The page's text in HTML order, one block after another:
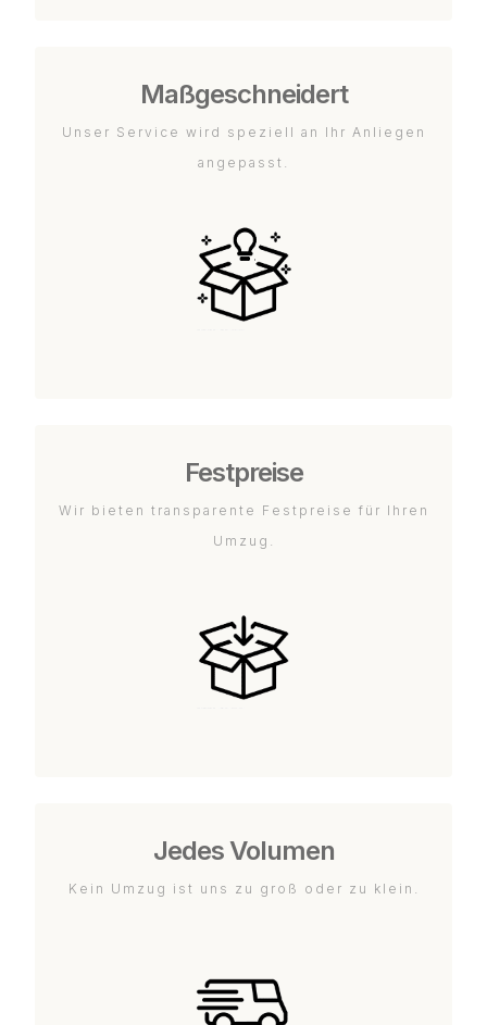
Maßgeschneidert
Unser Service wird speziell an Ihr Anliegen
angepasst.
Festpreise
Wir bieten transparente Festpreise für Ihren
Umzug.
Jedes Volumen
Kein Umzug ist uns zu groß oder zu klein.